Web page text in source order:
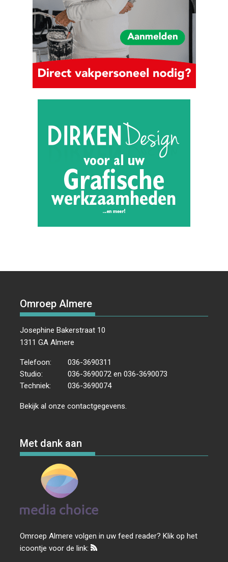
Omroep Almere
Josephine Bakerstraat 10
1311 GA Almere
Telefoon:
036-3690311
Studio:
036-3690072 en 036-3690073
Techniek:
036-3690074
Bekijk al onzecontactgegevens
Met dank aan
Omroep Almere volgen in uw feed reader? Klik op het
icoontje voor de link: